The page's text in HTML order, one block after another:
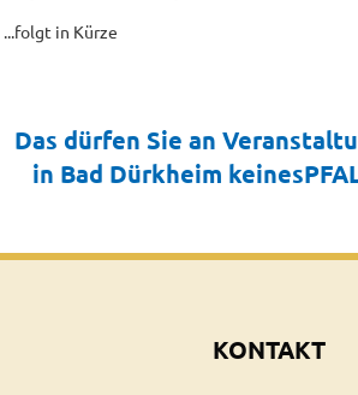
...folgt in Kürze
Das dürfen Sie an
in Bad Dürkheim
KONTAKT